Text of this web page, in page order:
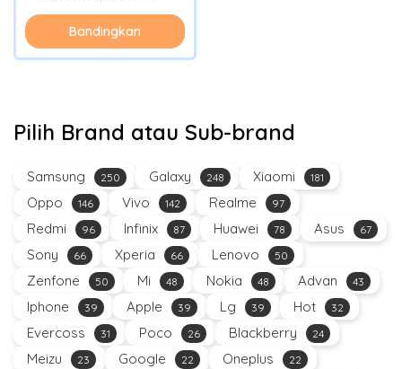
Bandingkan
Pilih Brand atau Sub-brand
Samsung 250 Galaxy 248 Xiaomi 181
Oppo 146 Vivo 142 Realme 97
Redmi 96 Infinix 87 Huawei 78 Asus 67
Sony 66 Xperia 66 Lenovo 50
Zenfone 50 Mi 48 Nokia 48 Advan 43
Iphone 39 Apple 39 Lg 39 Hot 32
Evercoss 31 Poco 26 Blackberry 24
Meizu 23 Google 22 Oneplus 22